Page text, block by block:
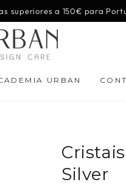
superiores a 150€ para
URBAN
Silver